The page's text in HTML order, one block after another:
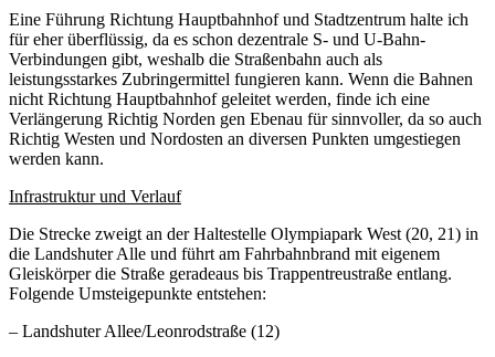
Eine Führung Richtung Hauptbahnhof und Stadtzentrum halte ich
für eher überflüssig, da es schon dezentrale S- und U-Bahn-
Verbindungen gibt, weshalb die Straßenbahn auch als
leistungsstarkes Zubringermittel fungieren kann. Wenn die Bahnen
nicht Richtung Hauptbahnhof geleitet werden, finde ich eine
Verlängerung Richtig Norden gen Ebenau für sinnvoller, da so auch
Richtig Westen und Nordosten an diversen Punkten umgestiegen
werden kann.
Infrastruktur und Verlauf
Die Strecke zweigt an der Haltestelle Olympiapark West (20, 21) in
die Landshuter Alle und führt am Fahrbahnbrand mit eigenem
Gleiskörper die Straße geradeaus bis Trappentreustraße entlang.
Folgende Umsteigepunkte entstehen:
– Landshuter Allee/Leonrodstraße (12)